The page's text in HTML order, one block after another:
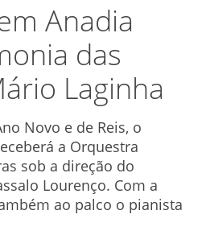
Anadia
das
Laginha
Novo e de Reis, o
a Orquestra
sob a direção do
Lourenço. Com a
ao palco o pianista